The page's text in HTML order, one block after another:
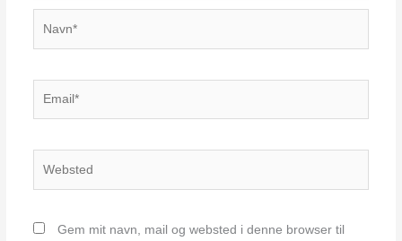
Gem mit navn, mail og websted i denne browser til